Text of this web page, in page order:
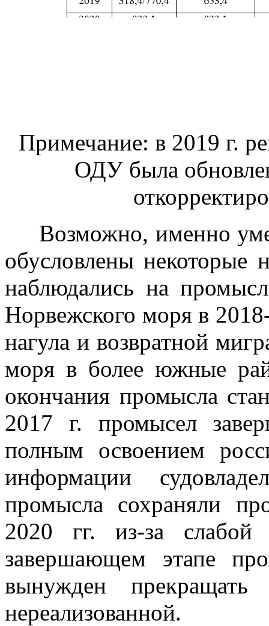
Примечание: в 2019 г.
ОДУ была
Возможно, именно
обусловлены некоторые
наблюдались на
Норвежского моря в
нагула и возвратной
моря в более южные
окончания промысла
2017 г. промысел
полным освоением
информации
промысла сохраняли
2020 гг. из-за слабой
завершающем этапе
вынужден
нереализованной.